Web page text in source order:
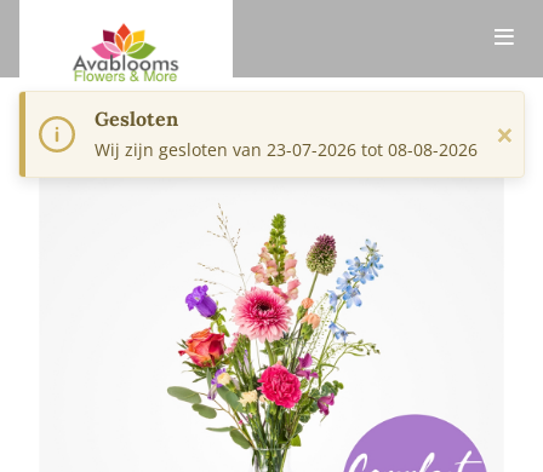
Gesloten
Wij zijn gesloten van 23-07-2026 tot 08-08-2026 ×